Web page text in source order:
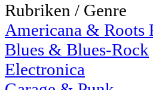
Rubriken / Genre
Americana & Roots
Blues & Blues-Rock
Electronica